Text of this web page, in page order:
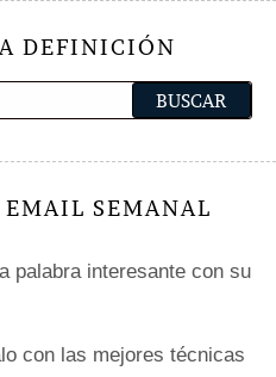
DEFINICIÓN
EMAIL SEMANAL
palabra interesante con su
con las mejores técnicas